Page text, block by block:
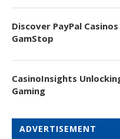
Discover PayPal
GamStop
CasinoInsights
Gaming
ADVERTISEMENT